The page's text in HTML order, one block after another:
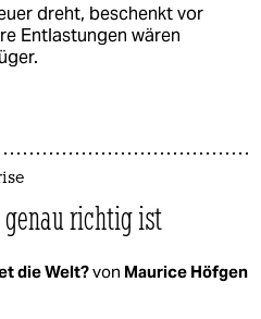
dreht, beschenkt vor
Entlastungen wären
richtig ist
die Welt?von Maurice Höfgen